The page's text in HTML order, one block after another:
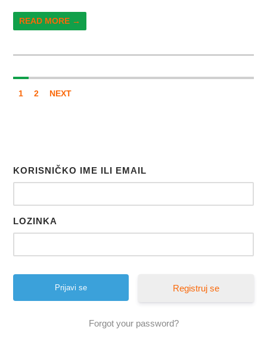
READ MORE →
1 2 NEXT
KORISNIČKO IME ILI EMAIL
LOZINKA
Registruj se
Forgot your password?